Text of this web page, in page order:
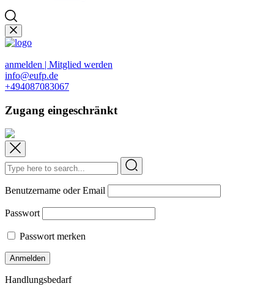
anmelden | Mitglied werden
info@eufp.de
+494087083067
Zugang eingeschränkt
Benutzername oder Email
Passwort
Passwort merken
Handlungsbedarf